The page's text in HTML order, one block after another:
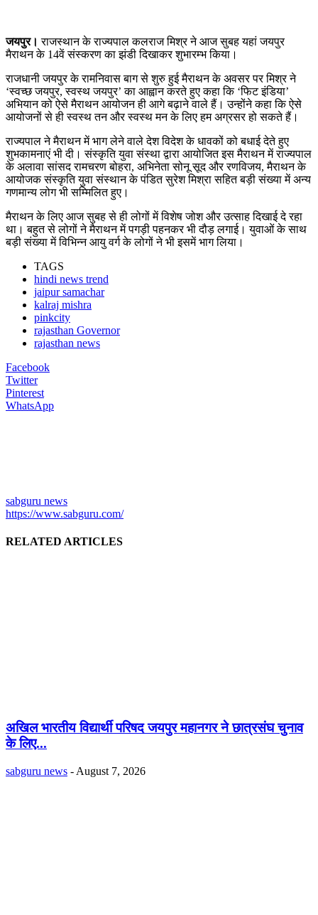
जयपुर। राजस्थान के राज्यपाल कलराज मिश्र ने आज सुबह यहां जयपुर
मैराथन के 14वें संस्करण का झंडी दिखाकर शुभारम्भ किया।
राजधानी जयपुर के रामनिवास बाग से शुरु हुई मैराथन के अवसर पर मिश्र ने
‘स्वच्छ जयपुर, स्वस्थ जयपुर’ का आह्वान करते हुए कहा कि ‘फिट इंडिया’
अभियान को ऐसे मैराथन आयोजन ही आगे बढ़ाने वाले हैं। उन्होंने कहा कि ऐसे
आयोजनों से ही स्वस्थ तन और स्वस्थ मन के लिए हम अग्रसर हो सकते हैं।
राज्यपाल ने मैराथन में भाग लेने वाले देश विदेश के धावकों को बधाई देते हुए
शुभकामनाएं भी दी। संस्कृति युवा संस्था द्वारा आयोजित इस मैराथन में राज्यपाल
के अलावा सांसद रामचरण बोहरा, अभिनेता सोनू सूद और रणविजय, मैराथन के
आयोजक संस्कृति युवा संस्थान के पंडित सुरेश मिश्रा सहित बड़ी संख्या में अन्य
गणमान्य लोग भी सम्मिलित हुए।
मैराथन के लिए आज सुबह से ही लोगों में विशेष जोश और उत्साह दिखाई दे रहा
था। बहुत से लोगों ने मैराथन में पगड़ी पहनकर भी दौड़ लगाई। युवाओं के साथ
बड़ी संख्या में विभिन्न आयु वर्ग के लोगों ने भी इसमें भाग लिया।
TAGS
hindi news trend
jaipur samachar
kalraj mishra
pinkcity
rajasthan Governor
rajasthan news
Facebook
Twitter
Pinterest
WhatsApp
sabguru news
https://www.sabguru.com/
RELATED ARTICLES
अखिल भारतीय विद्यार्थी परिषद जयपुर महानगर ने छात्रसंघ चुनाव
के लिए...
sabguru news - August 7, 2026